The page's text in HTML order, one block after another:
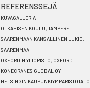
REFERENSSEJÄ
KUVAGALLERIA
OLKAHISEN KOULU, TAMPERE
SAARENMAAN KANSALLINEN LUKIO,
SAARENMAA
OXFORDIN YLIOPISTO, OXFORD
KONECRANES GLOBAL OY
HELSINGIN KAUPUNKIYMPÄRISTÖTALO